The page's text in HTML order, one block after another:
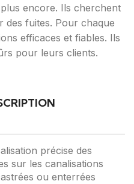
encore. Ils cherchent
fuites. Pour chaque
efficaces et fiables. Ils
pour leurs clients.
précise des
sur les canalisations
ou enterrées